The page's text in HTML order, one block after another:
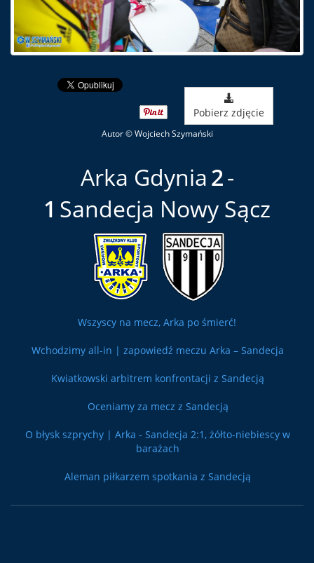
Pobierz zdjęcie
Autor © Wojciech Szymański
Arka Gdynia2
1 Sandecja Nowy Sącz
Wszyscy na mecz, Arka po śmierć!
Wchodzimy all-in | zapowiedź meczu Arka – Sandecja
Kwiatkowski arbitrem konfrontacji z Sandecją
Oceniamy za mecz z Sandecją
O błysk szprychy | Arka - Sandecja 2:1, żółto-niebiescy w
barażach
Aleman piłkarzem spotkania z Sandecją